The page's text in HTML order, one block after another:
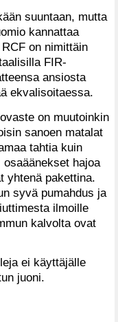
suuntaan, mutta
kannattaa
on nimittäin
FIR-
ansiosta
ekvalisoitaessa.
on muutoinkin
sanoen matalat
tahtia kuin
hajoa
yhtenä pakettina.
syvä pumahdus ja
ilmoille
kalvolta ovat
ei käyttäjälle
juoni.